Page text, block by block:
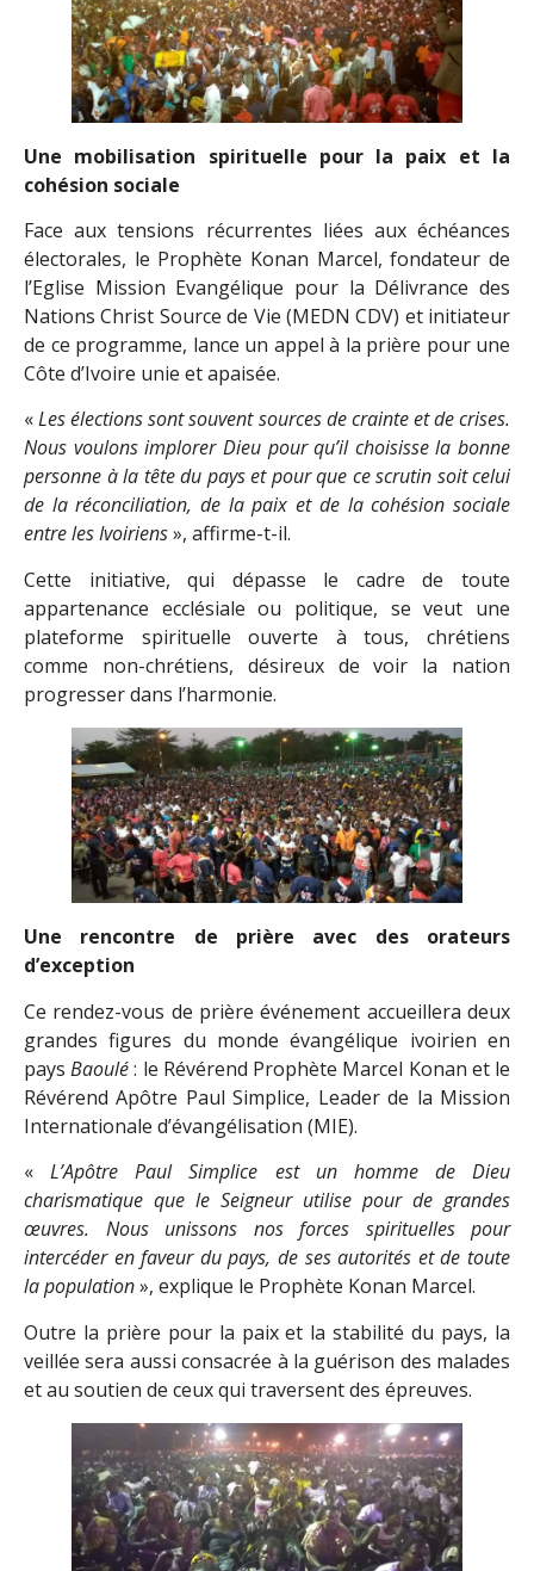
Une mobilisation spirituelle pour la paix et la
cohésion sociale
Face aux tensions récurrentes liées aux échéances
électorales, le Prophète Konan Marcel, fondateur de
l’Eglise Mission Evangélique pour la Délivrance des
Nations Christ Source de Vie (MEDN CDV) et initiateur
de ce programme, lance un appel à la prière pour une
Côte d’Ivoire unie et apaisée.
«Les élections sont souvent sources de crainte et de crises.
Nous voulons implorer Dieu pour qu’il choisisse la bonne
personne à la tête du pays et pour que ce scrutin soit celui
de la réconciliation, de la paix et de la cohésion sociale
entre les Ivoiriens», affirme-t-il.
Cette initiative, qui dépasse le cadre de toute
appartenance ecclésiale ou politique, se veut une
plateforme spirituelle ouverte à tous, chrétiens
comme non-chrétiens, désireux de voir la nation
progresser dans l’harmonie.
Une rencontre de prière avec des orateurs
d’exception
Ce rendez-vous de prière événement accueillera deux
grandes figures du monde évangélique ivoirien en
paysBaoulé: le Révérend Prophète Marcel Konan et le
Révérend Apôtre Paul Simplice, Leader de la Mission
Internationale d’évangélisation (MIE).
«L’Apôtre Paul Simplice est un homme de Dieu
charismatique que le Seigneur utilise pour de grandes
œuvres. Nous unissons nos forces spirituelles pour
intercéder en faveur du pays, de ses autorités et de toute
la population», explique le Prophète Konan Marcel.
Outre la prière pour la paix et la stabilité du pays, la
veillée sera aussi consacrée à la guérison des malades
et au soutien de ceux qui traversent des épreuves.